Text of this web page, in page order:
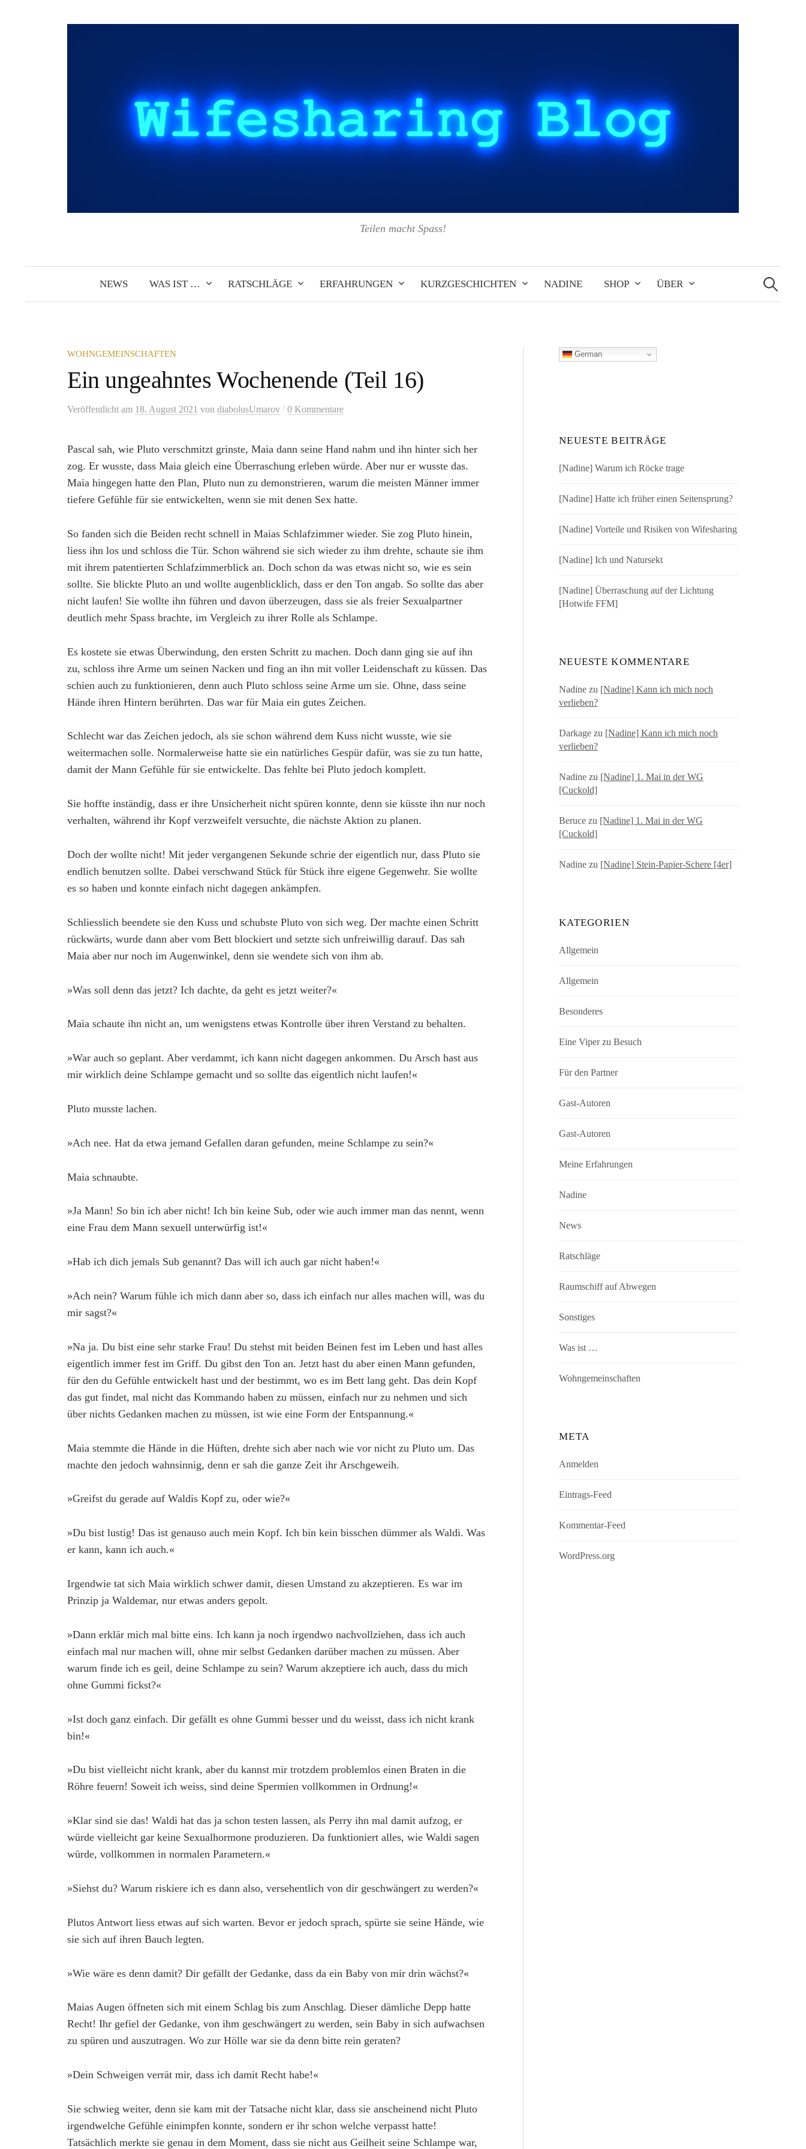
Teilen macht Spass!
NEWS WAS IST … RATSCHLÄGE ERFAHRUNGEN KURZGESCHICHTEN NADINE SHOP ÜBER
Suchen
nach:
WOHNGEMEINSCHAFTEN
Ein ungeahntes Wochenende (Teil 16)
Veröffentlicht am 18. August 2021 von diabolusUmarov / 0 Kommentare
Pascal sah, wie Pluto verschmitzt grinste, Maia dann seine Hand nahm und ihn hinter sich her
zog. Er wusste, dass Maia gleich eine Überraschung erleben würde. Aber nur er wusste das.
Maia hingegen hatte den Plan, Pluto nun zu demonstrieren, warum die meisten Männer immer
tiefere Gefühle für sie entwickelten, wenn sie mit denen Sex hatte.
So fanden sich die Beiden recht schnell in Maias Schlafzimmer wieder. Sie zog Pluto hinein,
liess ihn los und schloss die Tür. Schon während sie sich wieder zu ihm drehte, schaute sie ihm
mit ihrem patentierten Schlafzimmerblick an. Doch schon da was etwas nicht so, wie es sein
sollte. Sie blickte Pluto an und wollte augenblicklich, dass er den Ton angab. So sollte das aber
nicht laufen! Sie wollte ihn führen und davon überzeugen, dass sie als freier Sexualpartner
deutlich mehr Spass brachte, im Vergleich zu ihrer Rolle als Schlampe.
Es kostete sie etwas Überwindung, den ersten Schritt zu machen. Doch dann ging sie auf ihn
zu, schloss ihre Arme um seinen Nacken und fing an ihn mit voller Leidenschaft zu küssen. Das
schien auch zu funktionieren, denn auch Pluto schloss seine Arme um sie. Ohne, dass seine
Hände ihren Hintern berührten. Das war für Maia ein gutes Zeichen.
Schlecht war das Zeichen jedoch, als sie schon während dem Kuss nicht wusste, wie sie
weitermachen solle. Normalerweise hatte sie ein natürliches Gespür dafür, was sie zu tun hatte,
damit der Mann Gefühle für sie entwickelte. Das fehlte bei Pluto jedoch komplett.
Sie hoffte inständig, dass er ihre Unsicherheit nicht spüren konnte, denn sie küsste ihn nur noch
verhalten, während ihr Kopf verzweifelt versuchte, die nächste Aktion zu planen.
Doch der wollte nicht! Mit jeder vergangenen Sekunde schrie der eigentlich nur, dass Pluto sie
endlich benutzen sollte. Dabei verschwand Stück für Stück ihre eigene Gegenwehr. Sie wollte
es so haben und konnte einfach nicht dagegen ankämpfen.
Schliesslich beendete sie den Kuss und schubste Pluto von sich weg. Der machte einen Schritt
rückwärts, wurde dann aber vom Bett blockiert und setzte sich unfreiwillig darauf. Das sah
Maia aber nur noch im Augenwinkel, denn sie wendete sich von ihm ab.
»Was soll denn das jetzt? Ich dachte, da geht es jetzt weiter?«
Maia schaute ihn nicht an, um wenigstens etwas Kontrolle über ihren Verstand zu behalten.
»War auch so geplant. Aber verdammt, ich kann nicht dagegen ankommen. Du Arsch hast aus
mir wirklich deine Schlampe gemacht und so sollte das eigentlich nicht laufen!«
Pluto musste lachen.
»Ach nee. Hat da etwa jemand Gefallen daran gefunden, meine Schlampe zu sein?«
Maia schnaubte.
»Ja Mann! So bin ich aber nicht! Ich bin keine Sub, oder wie auch immer man das nennt, wenn
eine Frau dem Mann sexuell unterwürfig ist!«
»Hab ich dich jemals Sub genannt? Das will ich auch gar nicht haben!«
»Ach nein? Warum fühle ich mich dann aber so, dass ich einfach nur alles machen will, was du
mir sagst?«
»Na ja. Du bist eine sehr starke Frau! Du stehst mit beiden Beinen fest im Leben und hast alles
eigentlich immer fest im Griff. Du gibst den Ton an. Jetzt hast du aber einen Mann gefunden,
für den du Gefühle entwickelt hast und der bestimmt, wo es im Bett lang geht. Das dein Kopf
das gut findet, mal nicht das Kommando haben zu müssen, einfach nur zu nehmen und sich
über nichts Gedanken machen zu müssen, ist wie eine Form der Entspannung.«
Maia stemmte die Hände in die Hüften, drehte sich aber nach wie vor nicht zu Pluto um. Das
machte den jedoch wahnsinnig, denn er sah die ganze Zeit ihr Arschgeweih.
»Greifst du gerade auf Waldis Kopf zu, oder wie?«
»Du bist lustig! Das ist genauso auch mein Kopf. Ich bin kein bisschen dümmer als Waldi. Was
er kann, kann ich auch.«
Irgendwie tat sich Maia wirklich schwer damit, diesen Umstand zu akzeptieren. Es war im
Prinzip ja Waldemar, nur etwas anders gepolt.
»Dann erklär mich mal bitte eins. Ich kann ja noch irgendwo nachvollziehen, dass ich auch
einfach mal nur machen will, ohne mir selbst Gedanken darüber machen zu müssen. Aber
warum finde ich es geil, deine Schlampe zu sein? Warum akzeptiere ich auch, dass du mich
ohne Gummi fickst?«
»Ist doch ganz einfach. Dir gefällt es ohne Gummi besser und du weisst, dass ich nicht krank
bin!«
»Du bist vielleicht nicht krank, aber du kannst mir trotzdem problemlos einen Braten in die
Röhre feuern! Soweit ich weiss, sind deine Spermien vollkommen in Ordnung!«
»Klar sind sie das! Waldi hat das ja schon testen lassen, als Perry ihn mal damit aufzog, er
würde vielleicht gar keine Sexualhormone produzieren. Da funktioniert alles, wie Waldi sagen
würde, vollkommen in normalen Parametern.«
»Siehst du? Warum riskiere ich es dann also, versehentlich von dir geschwängert zu werden?«
Plutos Antwort liess etwas auf sich warten. Bevor er jedoch sprach, spürte sie seine Hände, wie
sie sich auf ihren Bauch legten.
»Wie wäre es denn damit? Dir gefällt der Gedanke, dass da ein Baby von mir drin wächst?«
Maias Augen öffneten sich mit einem Schlag bis zum Anschlag. Dieser dämliche Depp hatte
Recht! Ihr gefiel der Gedanke, von ihm geschwängert zu werden, sein Baby in sich aufwachsen
zu spüren und auszutragen. Wo zur Hölle war sie da denn bitte rein geraten?
»Dein Schweigen verrät mir, dass ich damit Recht habe!«
Sie schwieg weiter, denn sie kam mit der Tatsache nicht klar, dass sie anscheinend nicht Pluto
irgendwelche Gefühle einimpfen konnte, sondern er ihr schon welche verpasst hatte!
Tatsächlich merkte sie genau in dem Moment, dass sie nicht aus Geilheit seine Schlampe war,
German
NEUESTE BEITRÄGE
[Nadine] Warum ich Röcke trage
[Nadine] Hatte ich früher einen Seitensprung?
[Nadine] Vorteile und Risiken von Wifesharing
[Nadine] Ich und Natursekt
[Nadine] Überraschung auf der Lichtung
[Hotwife FFM]
NEUESTE KOMMENTARE
Nadine zu [Nadine] Kann ich mich noch
verlieben?
Darkage zu [Nadine] Kann ich mich noch
verlieben?
Nadine zu [Nadine] 1. Mai in der WG
[Cuckold]
Beruce zu [Nadine] 1. Mai in der WG
[Cuckold]
Nadine zu [Nadine] Stein-Papier-Schere [4er]
KATEGORIEN
Allgemein
Allgemein
Besonderes
Eine Viper zu Besuch
Für den Partner
Gast-Autoren
Gast-Autoren
Meine Erfahrungen
Nadine
News
Ratschläge
Raumschiff auf Abwegen
Sonstiges
Was ist …
Wohngemeinschaften
META
Anmelden
Eintrags-Feed
Kommentar-Feed
WordPress.org